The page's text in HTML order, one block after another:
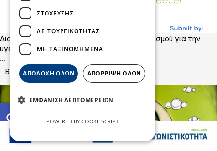
Διοργάνωση πανελλήνιου σχολικού διαγωνισμού για την
υγεία του εγκεφάλου
...
Blog
ΣΤΌΧΕΥΣΗΣ
ΛΕΙΤΟΥΡΓΙΚΌΤΗΤΑΣ
ΜΗ ΤΑΞΙΝΟΜΗΜΈΝΑ
ΑΠΟΔΟΧΉ ΌΛΩΝ ΑΠΌΡΡΙΨΗ ΌΛΩΝ
ΕΜΦΆΝΙΣΗ ΛΕΠΤΟΜΕΡΕΙΏΝ
POWERED BY COOKIESCRIPT
accessible